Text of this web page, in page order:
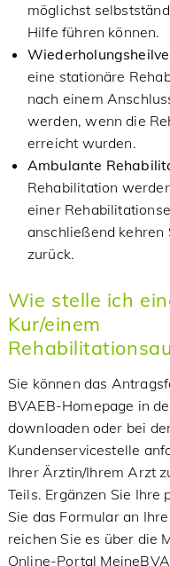
möglichst
Hilfe führen können.
eine stationäre
nach einem
werden, wenn die
erreicht wurden.
Ambulante
Rehabilitation
einer
anschließend kehren
zurück.
Wie stelle ich
Kur/einem
Sie können das
BVAEB-Homepage in
downloaden oder bei
Kundenservicestelle
Ihrer Ärztin/Ihrem Arzt
Teils. Ergänzen Sie Ihre
Sie das Formular an Ihre
reichen Sie es über die
Online-Portal